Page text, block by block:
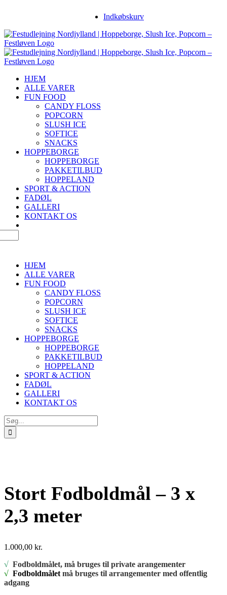
Indkøbskurv
HJEM
ALLE VARER
FUN FOOD
CANDY FLOSS
POPCORN
SLUSH ICE
SOFTICE
SNACKS
HOPPEBORGE
HOPPEBORGE
PAKKETILBUD
HOPPELAND
SPORT & ACTION
FADØL
GALLERI
KONTAKT OS
HJEM
ALLE VARER
FUN FOOD
CANDY FLOSS
POPCORN
SLUSH ICE
SOFTICE
SNACKS
HOPPEBORGE
HOPPEBORGE
PAKKETILBUD
HOPPELAND
SPORT & ACTION
FADØL
GALLERI
KONTAKT OS
Søg
efter:
Stort Fodboldmål – 3 x
2,3 meter
1.000,00 kr.
√ Fodboldmålet, må bruges til private arangementer
√ Fodboldmålet må bruges til arrangementer med offentlig
adgang